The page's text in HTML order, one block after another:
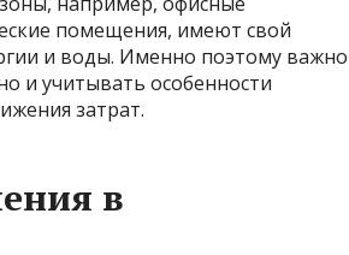
помещения, имеют свой
и воды. Именно поэтому важно
и учитывать особенности
затрат.
в